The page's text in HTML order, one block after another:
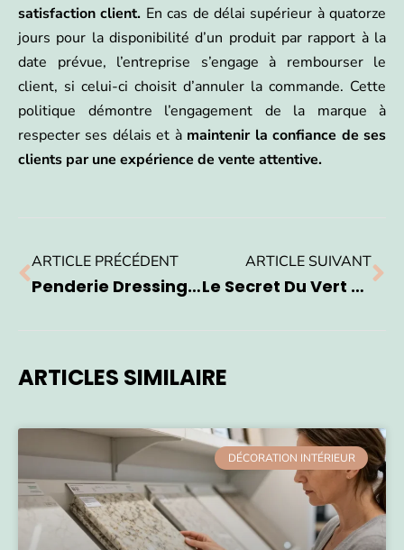
satisfaction client. En cas de délai supérieur à quatorze
jours pour la disponibilité d’un produit par rapport à la
date prévue, l’entreprise s’engage à rembourser le
client, si celui-ci choisit d’annuler la commande. Cette
politique démontre l’engagement de la marque à
respecter ses délais et à maintenir la confiance de ses
clients par une expérience de vente attentive.
ARTICLE PRÉCÉDENT
Penderie Dressing : La Solution Idéale Pour Une Chambre Bien Rangée
ARTICLE SUIVANT
Le Secret Du Vert Sauge Pour Une Maison Apaisante Et Élégante
ARTICLES SIMILAIRE
DÉCORATION INTÉRIEUR